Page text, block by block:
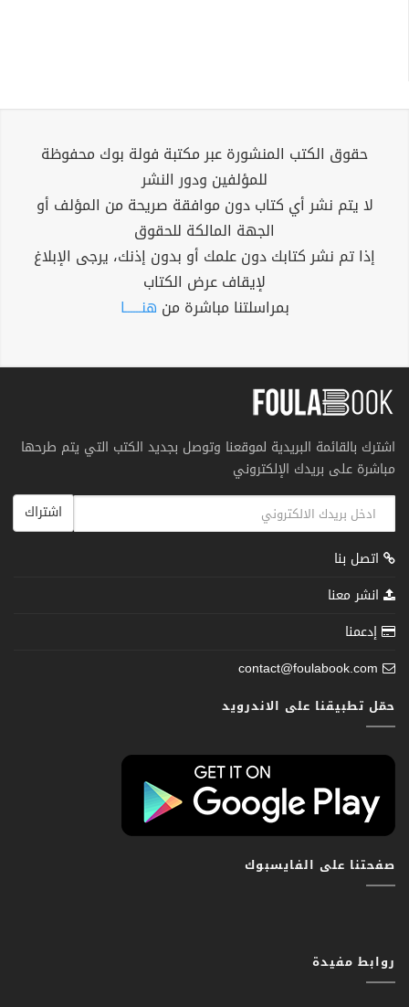
حقوق الكتب المنشورة عبر مكتبة فولة بوك محفوظة
للمؤلفين ودور النشر
لا يتم نشر أي كتاب دون موافقة صريحة من المؤلف أو
الجهة المالكة للحقوق
إذا تم نشر كتابك دون علمك أو بدون إذنك، يرجى الإبلاغ
لإيقاف عرض الكتاب
بمراسلتنا مباشرة من هنــــــا
اشترك بالقائمة البريدية لموقعنا وتوصل بجديد الكتب التي يتم طرحها
مباشرة على بريدك الإلكتروني
اشتراك
اتصل بنا
انشر معنا
إدعمنا
contact@foulabook.com
حمّل تطبيقنا على الاندرويد
صفحتنا على الفايسبوك
روابط مفيدة